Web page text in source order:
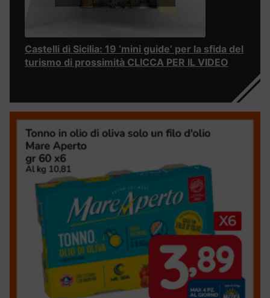
Castelli di Sicilia: 19 ‘mini guide’ per la sfida del
turismo di prossimità CLICCA PER IL VIDEO